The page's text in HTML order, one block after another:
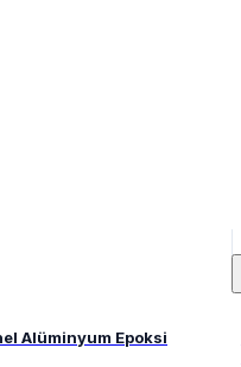
Alüminyum Epoksi